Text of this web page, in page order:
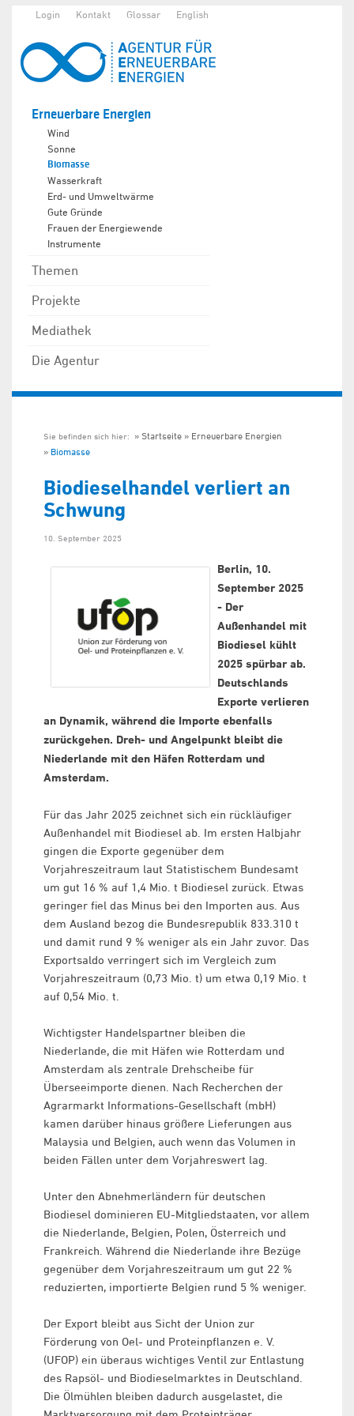
Login Kontakt Glossar English
Erneuerbare Energien
Wind
Sonne
Biomasse
Wasserkraft
Erd- und Umweltwärme
Gute Gründe
Frauen der Energiewende
Instrumente
Themen
Projekte
Mediathek
Die Agentur
Sie befinden sich hier: Startseite
Erneuerbare Energien
Biomasse
Biodieselhandel verliert an
Schwung
10. September 2025
Berlin, 10.
September 2025
- Der
Außenhandel mit
Biodiesel kühlt
2025 spürbar ab.
Deutschlands
Exporte verlieren
an Dynamik, während die Importe ebenfalls
zurückgehen. Dreh- und Angelpunkt bleibt die
Niederlande mit den Häfen Rotterdam und
Amsterdam.
Für das Jahr 2025 zeichnet sich ein rückläufiger
Außenhandel mit Biodiesel ab. Im ersten Halbjahr
gingen die Exporte gegenüber dem
Vorjahreszeitraum laut Statistischem Bundesamt
um gut 16 % auf 1,4 Mio. t Biodiesel zurück. Etwas
geringer fiel das Minus bei den Importen aus. Aus
dem Ausland bezog die Bundesrepublik 833.310 t
und damit rund 9 % weniger als ein Jahr zuvor. Das
Exportsaldo verringert sich im Vergleich zum
Vorjahreszeitraum (0,73 Mio. t) um etwa 0,19 Mio. t
auf 0,54 Mio. t.
Wichtigster Handelspartner bleiben die
Niederlande, die mit Häfen wie Rotterdam und
Amsterdam als zentrale Drehscheibe für
Überseeimporte dienen. Nach Recherchen der
Agrarmarkt Informations-Gesellschaft (mbH)
kamen darüber hinaus größere Lieferungen aus
Malaysia und Belgien, auch wenn das Volumen in
beiden Fällen unter dem Vorjahreswert lag.
Unter den Abnehmerländern für deutschen
Biodiesel dominieren EU-Mitgliedstaaten, vor allem
die Niederlande, Belgien, Polen, Österreich und
Frankreich. Während die Niederlande ihre Bezüge
gegenüber dem Vorjahreszeitraum um gut 22 %
reduzierten, importierte Belgien rund 5 % weniger.
Der Export bleibt aus Sicht der Union zur
Förderung von Oel- und Proteinpflanzen e. V.
(UFOP) ein überaus wichtiges Ventil zur Entlastung
des Rapsöl- und Biodieselmarktes in Deutschland.
Die Ölmühlen bleiben dadurch ausgelastet, die